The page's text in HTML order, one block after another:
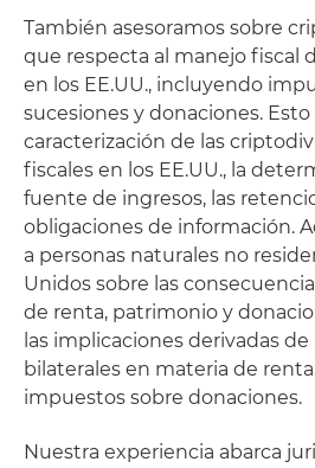
También asesoramos sobre
que respecta al manejo fiscal
en los EE.UU., incluyendo
sucesiones y donaciones.
caracterización de las
fiscales en los EE.UU., la
fuente de ingresos, las
obligaciones de información.
a personas naturales no
Unidos sobre las
de renta, patrimonio y
las implicaciones derivadas
bilaterales en materia de
impuestos sobre donaciones.
Nuestra experiencia abarca